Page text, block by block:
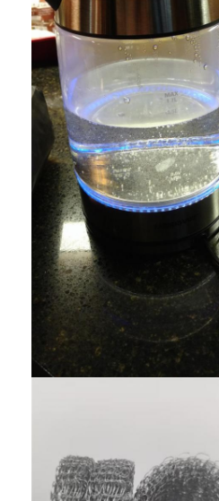
Ana sayfa
Ürünler
Hakkımızda
Fabrika turu
Bize ulaşın
Haberler